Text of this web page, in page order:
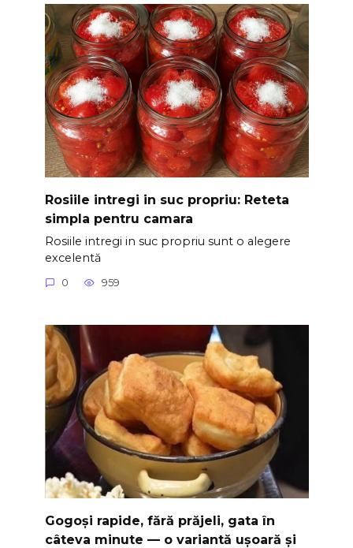
Rosiile intregi in suc propriu: Reteta
simpla pentru camara
Rosiile intregi in suc propriu sunt o alegere
excelentă
0 959
Gogoși rapide, fără prăjeli, gata în
câteva minute — o variantă ușoară și